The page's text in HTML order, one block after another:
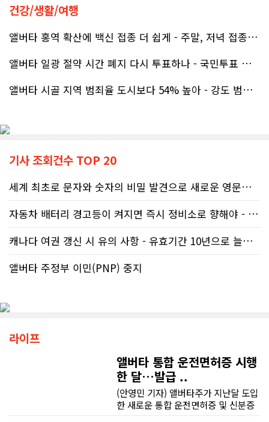
건강/생활/여행
앨버타 홍역 확산에 백신 접종 더 쉽게 - 주말, 저녁 접종 클리닉 열..
앨버타 일광 절약 시간 폐지 다시 투표하나 - 국민투표 기준 낮춰지며 ..
앨버타 시골 지역 범죄율 도시보다 54% 높아 - 강도 범죄는 도시가 ..
기사 조회건수 TOP 20
세계 최초로 문자와 숫자의 비밀 발견으로 새로운 영문법을 발명한 임성빈..
자동차 배터리 경고등이 켜지면 즉시 정비소로 향해야 - 주행중 차량 갑..
캐나다 여권 갱신 시 유의 사항 - 유효기간 10년으로 늘어나 편리
앨버타 주정부 이민(PNP) 중지
라이프
앨버타 통합 운전면허증 시행
한 달…발급 ..
(안영민 기자) 앨버타주가 지난달 도입
한 새로운 통합 운전면허증 및 신분증